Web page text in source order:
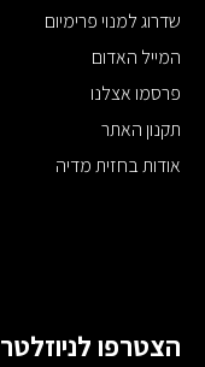
שדרוג למנוי פרימיום
המייל האדום
פרסמו אצלנו
תקנון האתר
אודות בחזית מדיה
הצטרפו